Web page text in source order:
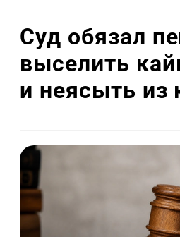
Суд обязал
выселить
и неясыть из